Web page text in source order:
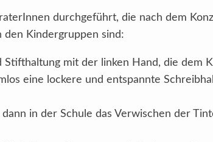
durchgeführt, die nach dem
den Kindergruppen sind:
mit der linken Hand, die dem
eine lockere und entspannte
in der Schule das Verwischen der